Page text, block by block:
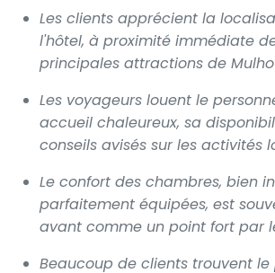
Les clients apprécient la
l'hôtel, à proximité immédiate
principales attractions de
Les voyageurs louent le
accueil chaleureux, sa
conseils avisés sur les activités
Le confort des chambres, bien
parfaitement équipées, est
avant comme un point fort par
Beaucoup de clients trouvent